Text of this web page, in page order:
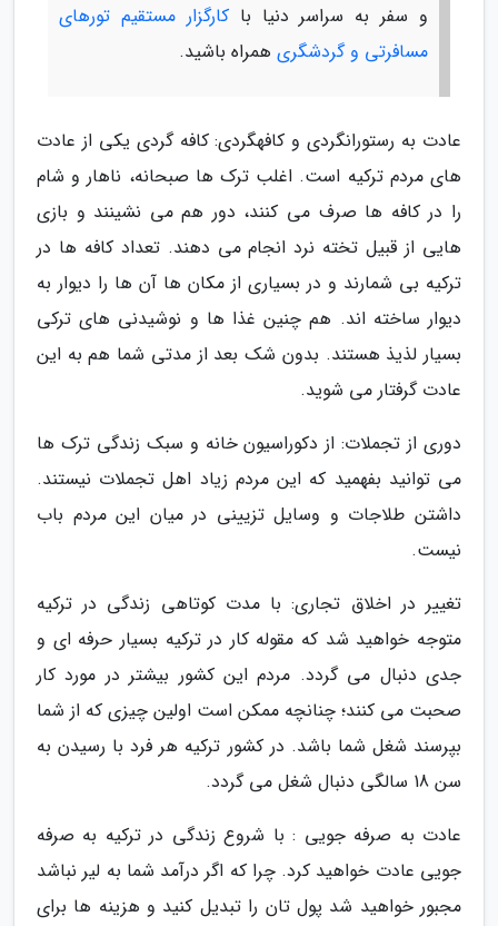
و سفر به سراسر دنیا باکارگزار مستقیم تورهای
مسافرتی و گردشگری همراه باشید.
عادت به رستورانگردی و کافهگردی: کافه گردی یکی از عادت
های مردم ترکیه است. اغلب ترک ها صبحانه، ناهار و شام
را در کافه ها صرف می کنند، دور هم می نشینند و بازی
هایی از قبیل تخته نرد انجام می دهند. تعداد کافه ها در
ترکیه بی شمارند و در بسیاری از مکان ها آن ها را دیوار به
دیوار ساخته اند. هم چنین غذا ها و نوشیدنی های ترکی
بسیار لذیذ هستند. بدون شک بعد از مدتی شما هم به این
عادت گرفتار می شوید.
دوری از تجملات: از دکوراسیون خانه و سبک زندگی ترک ها
می توانید بفهمید که این مردم زیاد اهل تجملات نیستند.
داشتن طلاجات و وسایل تزیینی در میان این مردم باب
نیست.
تغییر در اخلاق تجاری: با مدت کوتاهی زندگی در ترکیه
متوجه خواهید شد که مقوله کار در ترکیه بسیار حرفه ای و
جدی دنبال می گردد. مردم این کشور بیشتر در مورد کار
صحبت می کنند؛ چنانچه ممکن است اولین چیزی که از شما
بپرسند شغل شما باشد. در کشور ترکیه هر فرد با رسیدن به
سن 18 سالگی دنبال شغل می گردد.
عادت به صرفه جویی : با شروع زندگی در ترکیه به صرفه
جویی عادت خواهید کرد. چرا که اگر درآمد شما به لیر نباشد
مجبور خواهید شد پول تان را تبدیل کنید و هزینه ها برای